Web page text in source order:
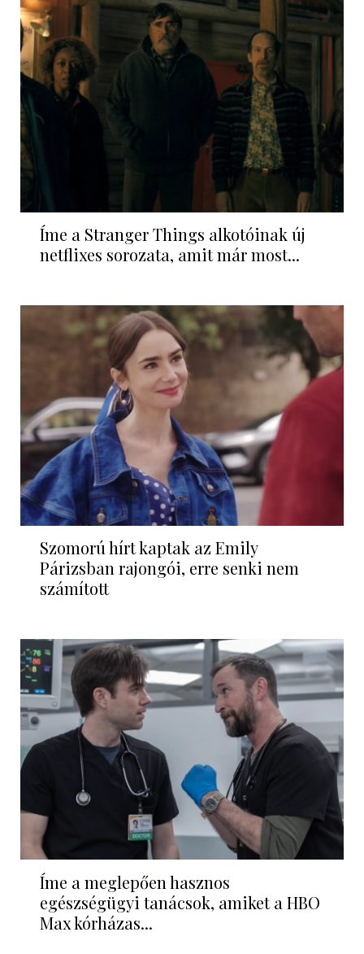
Íme a Stranger Things alkotóinak új
netflixes sorozata, amit már most...
Szomorú hírt kaptak az Emily
Párizsban rajongói, erre senki nem
számított
Íme a meglepően hasznos
egészségügyi tanácsok, amiket a HBO
Max kórházas...